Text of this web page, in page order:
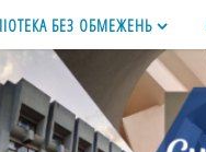
БЕЗ ОБМЕЖЕНЬ